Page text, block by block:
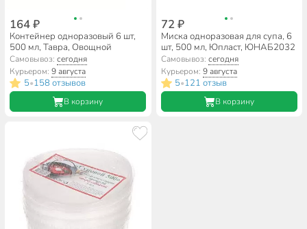
164 ₽
Контейнер одноразовый 6 шт,
500 мл, Тавра, Овощной
Самовывоз:сегодня
Курьером:9 августа
5•158 отзывов
В корзину
72 ₽
Миска одноразовая для супа, 6
шт, 500 мл, Юпласт, ЮНАБ2032
Самовывоз: сегодня
Курьером: 9 августа
5•121 отзыв
В корзину